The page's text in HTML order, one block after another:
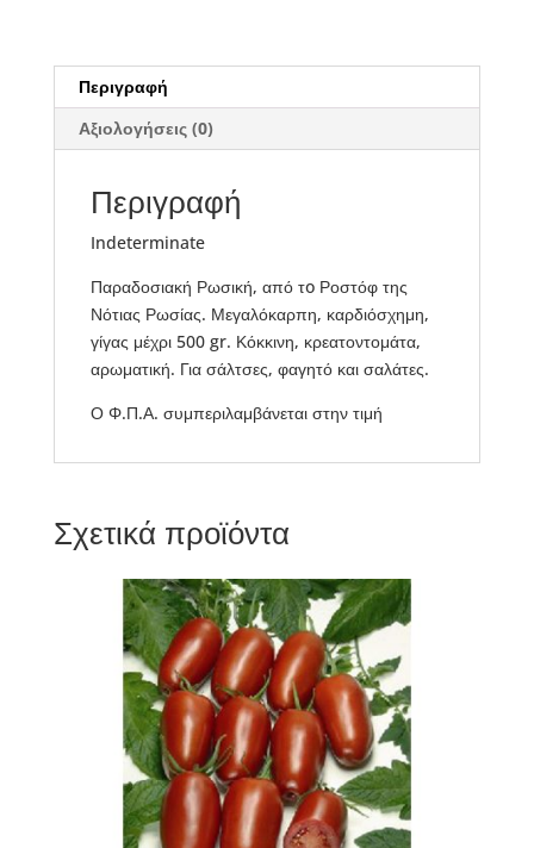
Περιγραφή
Αξιολογήσεις (0)
Περιγραφή
Indeterminate
Παραδοσιακή Ρωσική, από τo Ροστόφ της
Νότιας Ρωσίας. Μεγαλόκαρπη, καρδιόσχημη,
γίγας μέχρι 500 gr. Κόκκινη, κρεατοντομάτα,
αρωματική. Για σάλτσες, φαγητό και σαλάτες.
Ο Φ.Π.Α. συμπεριλαμβάνεται στην τιμή
Σχετικά προϊόντα